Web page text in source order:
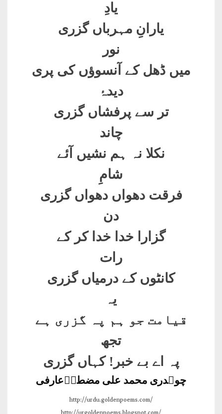
یادِ
یارانِ مہرباں گزری
نور
میں ڈھل کے آنسوؤں کی پری
دیدۂ
تر سے پرفشاں گزری
چاند
نکلا نہ ہم نشیں آئے
شامِ
فرقت دھواں دھواں گزری
دن
گزارا خدا خدا کر کے
رات
کانٹوں کے درمیاں گزری
یہ
قیامت جو ہم پہ گزری ہے
تجھ
پہ اے بے خبر! کہاں گزری
چوہدری محمد علی مضطرؔعارفی
http://urdu.goldenpoems.com/